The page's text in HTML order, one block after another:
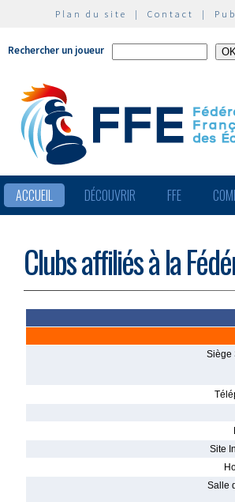
Plan du site | Contact |
Rechercher un joueur
ACCUEIL DÉCOUVRIR FFE
Clubs affiliés à la
Siège
Site
Salle